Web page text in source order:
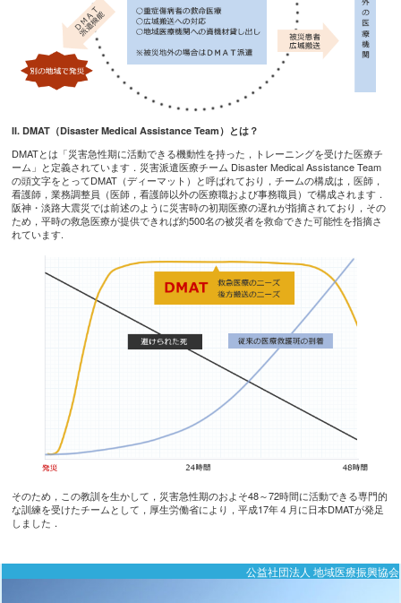
II. DMAT（Disaster Medical Assistance Team）とは？
DMATとは「災害急性期に活動できる機動性を持った，トレーニングを受けた医療チ
ーム」と定義されています．災害派遣医療チーム Disaster Medical Assistance Team
の頭文字をとってDMAT（ディーマット）と呼ばれており，チームの構成は，医師，
看護師，業務調整員（医師，看護師以外の医療職および事務職員）で構成されます．
阪神・淡路大震災では前述のように災害時の初期医療の遅れが指摘されており，その
ため，平時の救急医療が提供できれば約500名の被災者を救命できた可能性を指摘さ
れています.
そのため，この教訓を生かして，災害急性期のおよそ48～72時間に活動できる専門的
な訓練を受けたチームとして，厚生労働省により，平成17年４月に日本DMATが発足
しました．
公益社団法人 地域医療振興協会